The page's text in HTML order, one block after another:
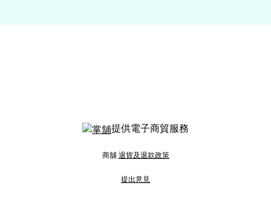
提供電子商貿服務
商舖 退貨及退款政策
提出意見